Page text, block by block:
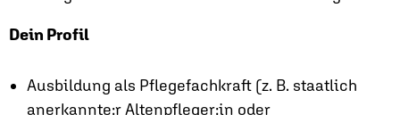
Dein Profil
Ausbildung als Pflegefachkraft (z. B. staatlich
anerkannte:r Altenpfleger:in oder